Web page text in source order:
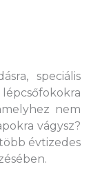
speciális
nem
vágysz?
évtizedes